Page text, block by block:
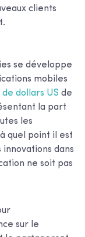
clients
se développe
mobiles
de dollars US de
la part
les
quel point il est
dans
ne soit pas
sur le